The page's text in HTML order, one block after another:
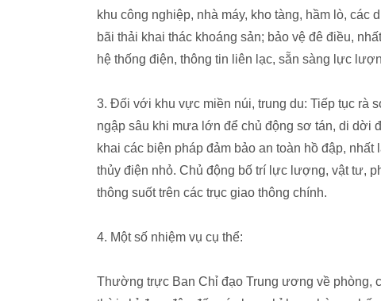
khu công nghiệp, nhà máy, kho tàng, hầm lò, các
bãi thải khai thác khoáng sản; bảo vệ đê điều,
hệ thống điện, thông tin liên lạc, sẵn sàng lực
3. Đối với khu vực miền núi, trung du: Tiếp tục rà
ngập sâu khi mưa lớn để chủ động sơ tán, di dời
khai các biện pháp đảm bảo an toàn hồ đập,
thủy điện nhỏ. Chủ động bố trí lực lượng, vật tư,
thông suốt trên các trục giao thông chính.
4. Một số nhiệm vụ cụ thể:
Thường trực Ban Chỉ đạo Trung ương về phòng,